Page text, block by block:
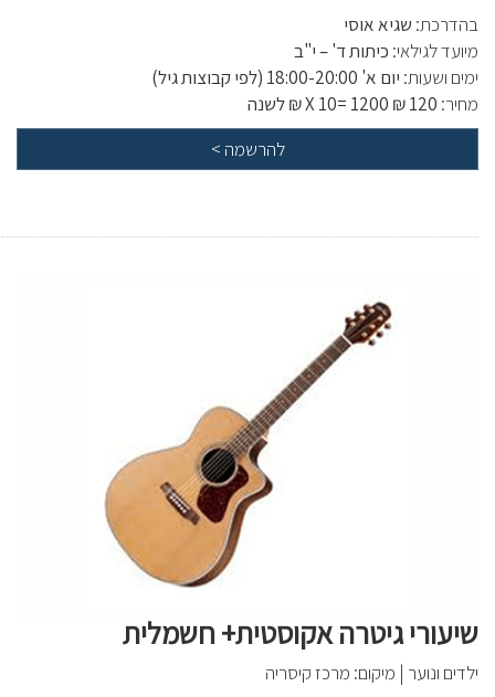
בהדרכת: שגיא אוסי
מיועד לגילאי: כיתות ד' – י"ב
ימים ושעות: יום א' 18:00-20:00 (לפי קבוצות גיל)
מחיר:
להרשמה >
שיעורי גיטרה אקוסטית+ חשמלית
ילדים ונוער | מיקום: מרכז קיסריה